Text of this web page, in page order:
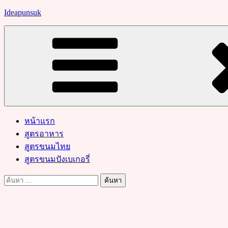
Skip
Ideapunsuk
หน้าแรก
สูตรอาหาร
สูตรขนมไทย
สูตรขนมปังเบเกอรี่
ค้นหา